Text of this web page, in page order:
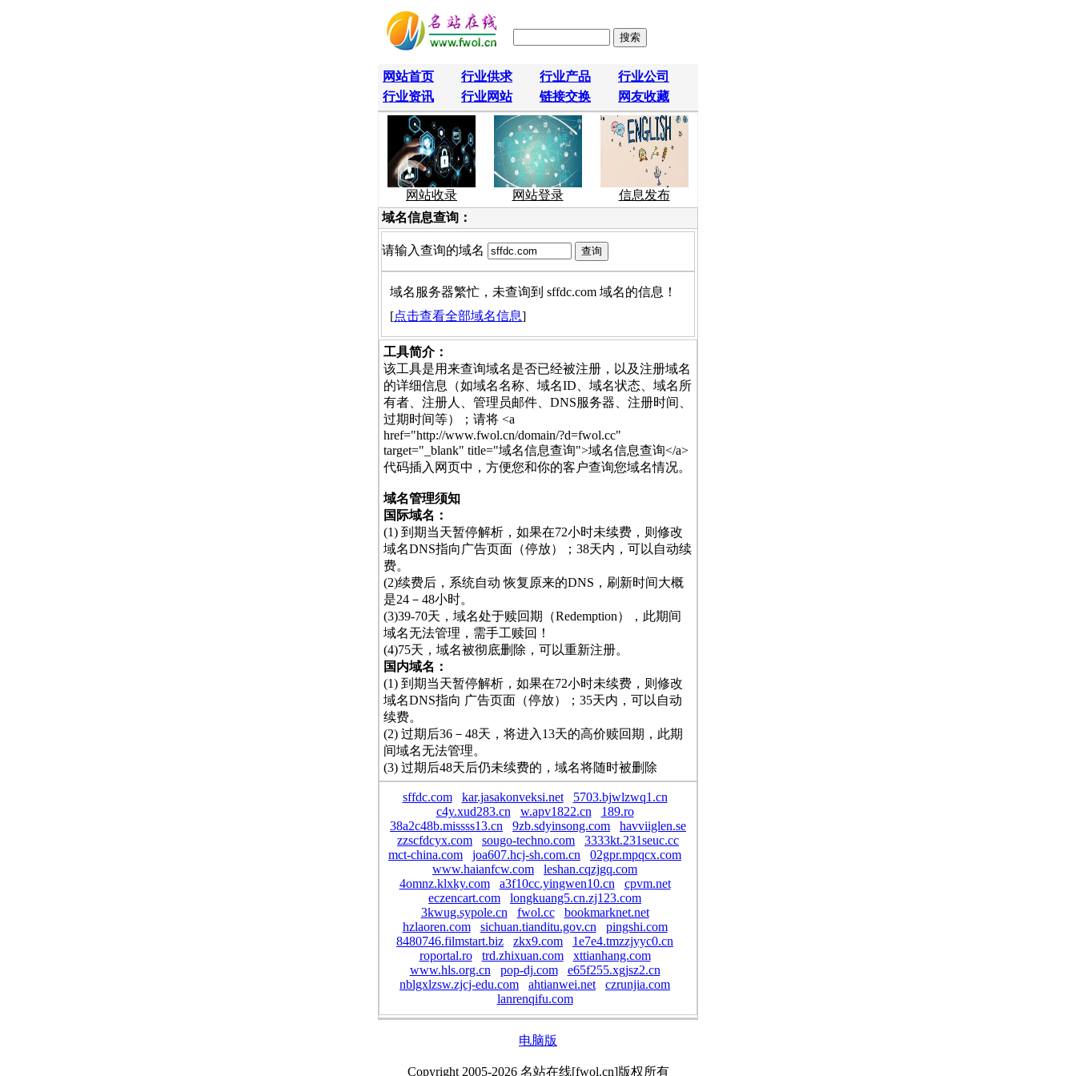
网站首页 行业供求 行业产品
行业公司
行业资讯
行业网站 链接交换 网友收藏
网站收录 网站登录
信息发布
域名信息查询：
请输入查询的域名
域名服务器繁忙，未查询到 sffdc.com 域名的信息！
[点击查看全部域名信息]
工具简介：
该工具是用来查询域名是否已经被注册，以及注册域名
的详细信息（如域名名称、域名ID、域名状态、域名所
有者、注册人、管理员邮件、DNS服务器、注册时间、
过期时间等）；请将 <a
href="http://www.fwol.cn/domain/?d=fwol.cc"
target="_blank" title="域名信息查询">域名信息查询</a>
代码插入网页中，方便您和你的客户查询您域名情况。
域名管理须知
国际域名：
(1) 到期当天暂停解析，如果在72小时未续费，则修改
域名DNS指向广告页面（停放）；38天内，可以自动续
费。
(2)续费后，系统自动 恢复原来的DNS，刷新时间大概
是24－48小时。
(3)39-70天，域名处于赎回期（Redemption），此期间
域名无法管理，需手工赎回！
(4)75天，域名被彻底删除，可以重新注册。
国内域名：
(1) 到期当天暂停解析，如果在72小时未续费，则修改
域名DNS指向 广告页面（停放）；35天内，可以自动
续费。
(2) 过期后36－48天，将进入13天的高价赎回期，此期
间域名无法管理。
(3) 过期后48天后仍未续费的，域名将随时被删除
sffdc.com kar.jasakonveksi.net
5703.bjwlzwq1.cn
c4y.xud283.cn
w.apv1822.cn
189.ro
38a2c48b.missss13.cn
9zb.sdyinsong.com
havviiglen.se
zzscfdcyx.com
sougo-techno.com
3333kt.231seuc.cc
mct-china.com
joa607.hcj-sh.com.cn
02gpr.mpqcx.com
www.haianfcw.com
leshan.cqzjgq.com
4omnz.klxky.com
a3f10cc.yingwen10.cn
cpvm.net
eczencart.com
longkuang5.cn.zj123.com
3kwug.sypole.cn
fwol.cc
bookmarknet.net
hzlaoren.com
sichuan.tianditu.gov.cn
pingshi.com
8480746.filmstart.biz
zkx9.com
1e7e4.tmzzjyyc0.cn
roportal.ro
trd.zhixuan.com
xttianhang.com
www.hls.org.cn
pop-dj.com
e65f255.xgjsz2.cn
nblgxlzsw.zjcj-edu.com
ahtianwei.net
czrunjia.com
lanrenqifu.com
电脑版
Copyright 2005-2026 名站在线[fwol.cn]版权所有